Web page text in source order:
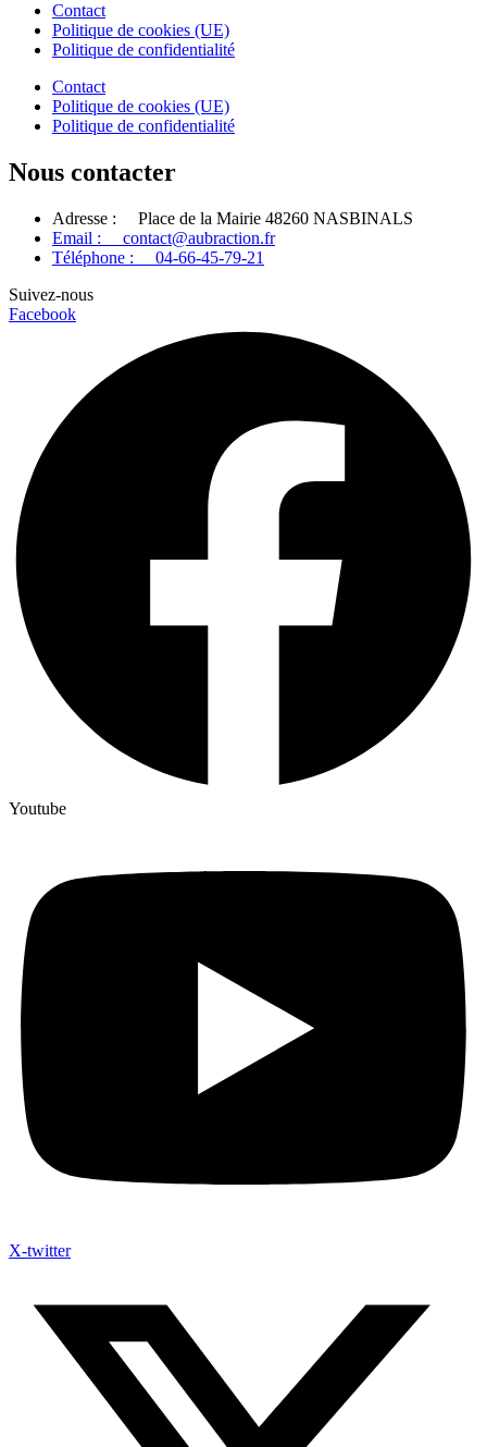
Contact
Politique de cookies (UE)
Politique de confidentialité
Contact
Politique de cookies (UE)
Politique de confidentialité
Nous contacter
Adresse : Place de la Mairie 48260 NASBINALS
Email : contact@aubraction.fr
Téléphone : 04-66-45-79-21
Suivez-nous
Facebook
Youtube
X-twitter